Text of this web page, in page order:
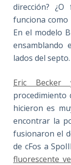
dirección?
funciona como
En el modelo
ensamblando
lados del septo.
Eric Becker
procedimiento
hicieron es
encontrar la
fusionaron el
de cFos a
fluorescente